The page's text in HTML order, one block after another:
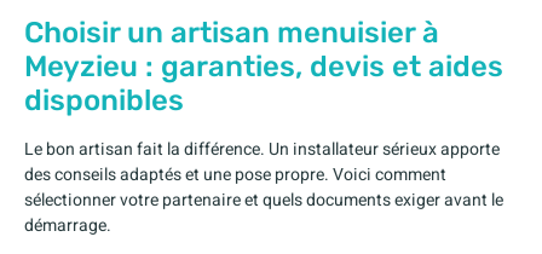
Choisir un artisan menuisier à
Meyzieu : garanties, devis et aides
disponibles
Le bon artisan fait la différence. Un installateur sérieux apporte
des conseils adaptés et une pose propre. Voici comment
sélectionner votre partenaire et quels documents exiger avant le
démarrage.